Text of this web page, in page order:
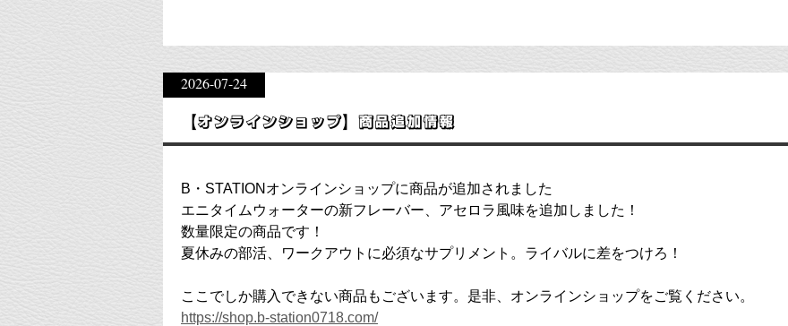
【オンラインショップ】商品追加情報
2026-07-24
B・STATIONオンラインショップに商品が追加されました
エニタイムウォーターの新フレーバー、アセロラ風味を追加しました！
数量限定の商品です！
夏休みの部活、ワークアウトに必須なサプリメント。ライバルに差をつけろ！
ここでしか購入できない商品もございます。是非、オンラインショップをご覧ください。
https://shop.b-station0718.com/